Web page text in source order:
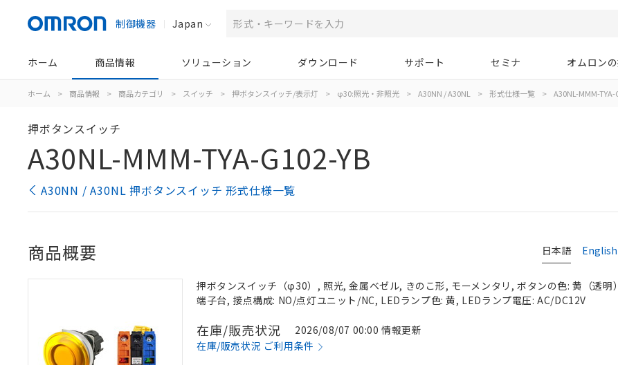
制御機器 Japan
ホーム 商品情報 ソリューション ダウンロード サポート セミナ オムロン
ホーム > 商品情報 > 商品カテゴリ > スイッチ > 押ボタンスイッチ/表示灯 > φ30:照光・非照光 > A30NN / A30NL > 形式仕様一覧 > A30NL-MMM-TYA-
押ボタンスイッチ
A30NL-MMM-TYA-G102-YB
A30NN / A30NL 押ボタンスイッチ 形式仕様一覧
日本語 English
商品概要
押ボタンスイッチ（φ30）, 照光, 金属ベゼル, きのこ形, モーメンタリ, ボタンの色: 黄（透明
端子台, 接点構成: NO/点灯ユニット/NC, LEDランプ色: 黄, LEDランプ電圧: AC/DC12V
在庫/販売状況
2026/08/07 00:00 情報更新
在庫/販売状況 ご利用条件